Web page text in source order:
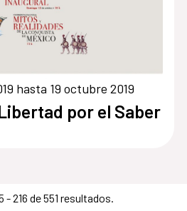
hasta 19 octubre 2019
por el Saber
216 de 551 resultados.